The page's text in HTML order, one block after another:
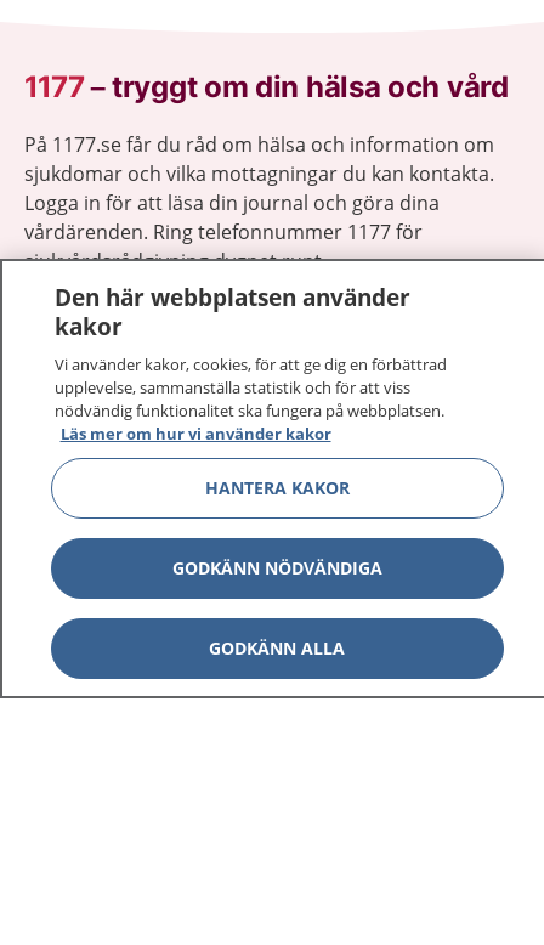
1177–tryggt om din hälsa och vård
På 1177.se får du råd om hälsa och information om
sjukdomar och vilka mottagningar du kan kontakta.
Logga in för att läsa din journal och göra dina
vårdärenden. Ring telefonnummer 1177 för
sjukvårdsrådgivning dygnet runt.
1177 ger dig råd när du vill må bättre.
1177 på flera språk
Om 1177 Visa
Kontakt Visa
Behandling av personuppgifter
Den här webbplatsen använder
kakor
Vi använder kakor, cookies, för att ge dig en förbättrad
upplevelse, sammanställa statistik och för att viss
nödvändig funktionalitet ska fungera på webbplatsen.
Läs mer om hur vi använder kakor
HANTERA KAKOR
GODKÄNN NÖDVÄNDIGA
GODKÄNN ALLA